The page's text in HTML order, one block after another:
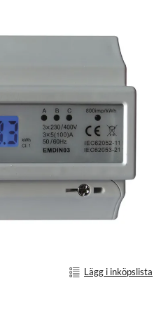
Lägg i inköpslista